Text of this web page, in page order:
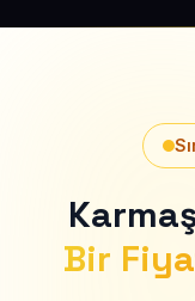
Bir